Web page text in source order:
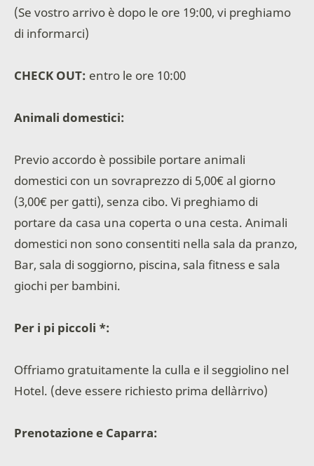
(Se vostro arrivo è dopo le ore 19:00, vi preghiamo
di informarci)
CHECK OUT: entro le ore 10:00
Animali domestici:
Previo accordo è possibile portare animali
domestici con un sovraprezzo di 5,00€ al giorno
(3,00€ per gatti), senza cibo. Vi preghiamo di
portare da casa una coperta o una cesta. Animali
domestici non sono consentiti nella sala da pranzo,
Bar, sala di soggiorno, piscina, sala fitness e sala
giochi per bambini.
Per i pi piccoli *:
Offriamo gratuitamente la culla e il seggiolino nel
Hotel. (deve essere richiesto prima dell`arrivo)
Prenotazione e Caparra: